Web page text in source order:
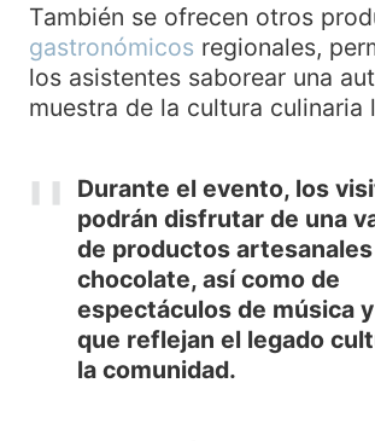
También se ofrecen otros
gastronómicos regionales,
los asistentes saborear una
muestra de la cultura culinaria
Durante el evento, los
podrán disfrutar de una
de productos
chocolate, así como de
espectáculos de música
que reflejan el legado
la comunidad.